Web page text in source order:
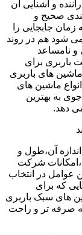
و آشنایی آن
صحیح و
زمان جابجایی را
شود هم در روند
و نامساعد
باربری برای
های باربری
ماشین های
به بهترین
دهد.
آن،طول و
شرکت
عوامل در انتخاب
که برای
های سبک باربری
به صرفه تر و راحت